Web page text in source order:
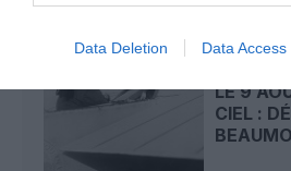
Data Deletion Data Access
LE 9
CIEL :